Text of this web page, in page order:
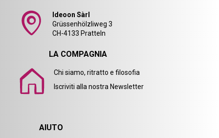
Ideoon Sàrl
Grüssenhölzliweg 3
CH-4133 Pratteln
LA COMPAGNIA
Chi siamo, ritratto e filosofia
Iscriviti alla nostra Newsletter
AIUTO